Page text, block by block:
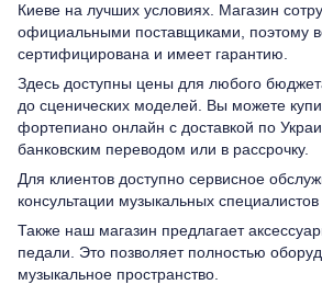
Киеве на лучших условиях. Магазин
официальными поставщиками, поэтому
сертифицирована и имеет гарантию.
Здесь доступны цены для любого
до сценических моделей. Вы можете
фортепиано онлайн с доставкой по
банковским переводом или в рассрочку.
Для клиентов доступно сервисное
консультации музыкальных
Также наш магазин предлагает
педали. Это позволяет полностью
музыкальное пространство.